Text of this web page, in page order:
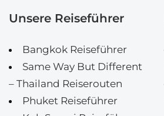
Unsere Reiseführer
Bangkok Reiseführer
Same Way But Different
– Thailand Reiserouten
Phuket Reiseführer